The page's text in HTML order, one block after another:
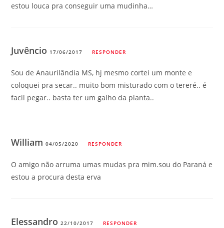
estou louca pra conseguir uma mudinha…
Juvêncio 17/06/2017 RESPONDER
Sou de Anaurilândia MS, hj mesmo cortei um monte e
coloquei pra secar.. muito bom misturado com o tereré.. é
facil pegar.. basta ter um galho da planta..
William04/05/2020 RESPONDER
O amigo não arruma umas mudas pra mim.sou do Paraná e
estou a procura desta erva
Elessandro22/10/2017 RESPONDER